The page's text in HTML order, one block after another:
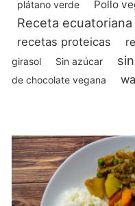
plátano verde Pollo
Receta ecuatoriana
recetas proteicas
girasol
Sin azúcar
de chocolate vegana